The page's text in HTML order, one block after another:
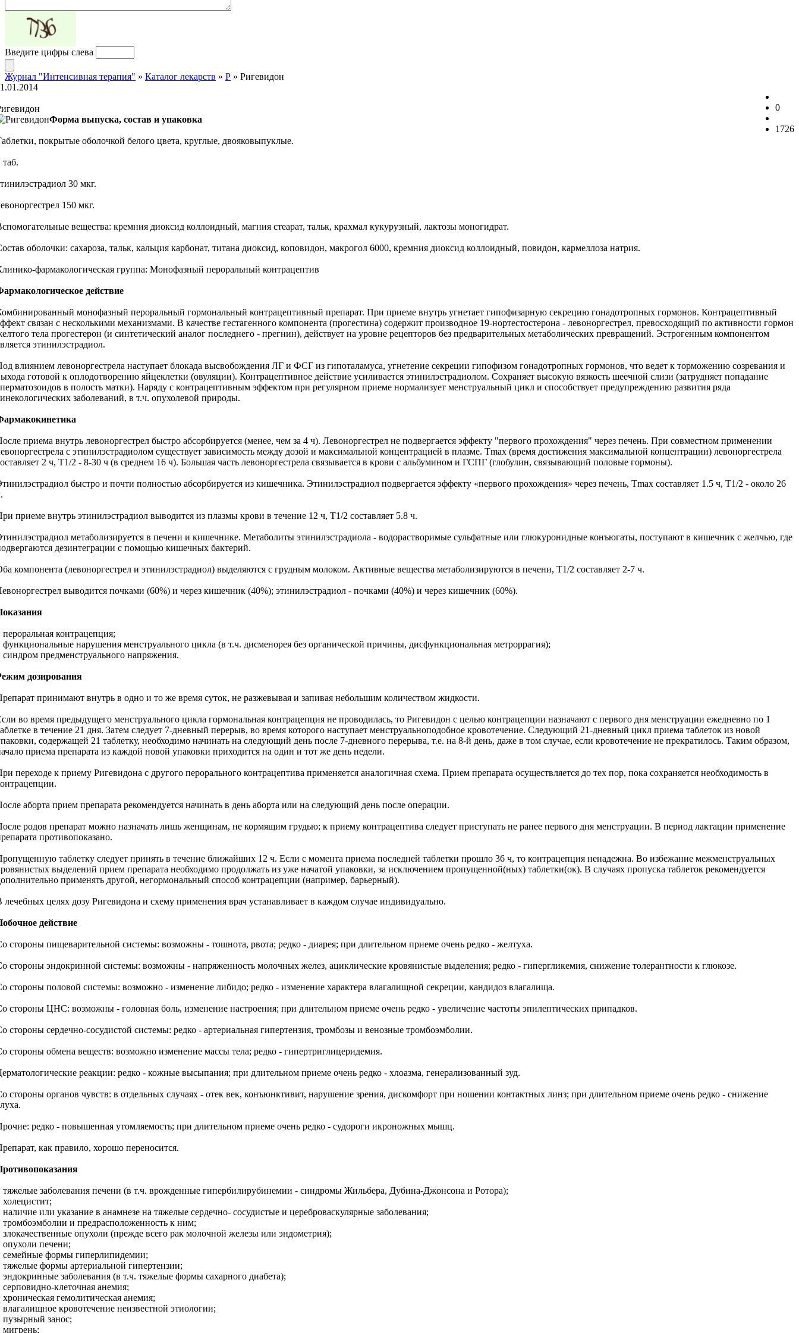
Введите цифры слева
Журнал "Интенсивная терапия" » Каталог лекарств » Р » Ригевидон
0
1726
Форма выпуска, состав и упаковка
покрытые оболочкой белого цвета, круглые, двояковыпуклые.
таб.
30 мкг.
150 мкг.
вещества: кремния диоксид коллоидный, магния стеарат, тальк, крахмал кукурузный, лактозы моногидрат.
оболочки: сахароза, тальк, кальция карбонат, титана диоксид, коповидон, макрогол 6000, кремния диоксид коллоидный, повидон, кармеллоза натрия.
фармакологическая группа: Монофазный пероральный контрацептив
действие
монофазный пероральный гормональный контрацептивный препарат. При приеме внутрь угнетает гипофизарную секрецию гонадотропных гормонов. Контрацептивный
связан с несколькими механизмами. В качестве гестагенного компонента (прогестина) содержит производное 19-нортестостерона - левоноргестрел, превосходящий по активности гормон
тела прогестерон (и синтетический аналог последнего - прегнин), действует на уровне рецепторов без предварительных метаболических превращений. Эстрогенным компонентом
этинилэстрадиол.
влиянием левоноргестрела наступает блокада высвобождения ЛГ и ФСГ из гипоталамуса, угнетение секреции гипофизом гонадотропных гормонов, что ведет к торможению созревания и
готовой к оплодотворению яйцеклетки (овуляции). Контрацептивное действие усиливается этинилэстрадиолом. Сохраняет высокую вязкость шеечной слизи (затрудняет попадание
в полость матки). Наряду с контрацептивным эффектом при регулярном приеме нормализует менструальный цикл и способствует предупреждению развития ряда
заболеваний, в т.ч. опухолевой природы.
приема внутрь левоноргестрел быстро абсорбируется (менее, чем за 4 ч). Левоноргестрел не подвергается эффекту "первого прохождения" через печень. При совместном применении
с этинилэстрадиолом существует зависимость между дозой и максимальной концентрацией в плазме. Тmах (время достижения максимальной концентрации) левоноргестрела
2 ч, T1/2 - 8-30 ч (в среднем 16 ч). Большая часть левоноргестрела связывается в крови с альбумином и ГСПГ (глобулин, связывающий половые гормоны).
быстро и почти полностью абсорбируется из кишечника. Этинилэстрадиол подвергается эффекту «первого прохождения» через печень, Тmах составляет 1.5 ч, T1/2 - около 26
приеме внутрь этинилэстрадиол выводится из плазмы крови в течение 12 ч, T1/2 составляет 5.8 ч.
метаболизируется в печени и кишечнике. Метаболиты этинилэстрадиола - водорастворимые сульфатные или глюкуронидные конъюгаты, поступают в кишечник с желчью, где
дезинтеграции с помощью кишечных бактерий.
компонента (левоноргестрел и этинилэстрадиол) выделяются с грудным молоком. Активные вещества метаболизируются в печени, T1/2 составляет 2-7 ч.
выводится почками (60%) и через кишечник (40%); этинилэстрадиол - почками (40%) и через кишечник (60%).
контрацепция;
функциональные нарушения менструального цикла (в т.ч. дисменорея без органической причины, дисфункциональная метроррагия);
синдром предменструального напряжения.
дозирования
принимают внутрь в одно и то же время суток, не разжевывая и запивая небольшим количеством жидкости.
во время предыдущего менструального цикла гормональная контрацепция не проводилась, то Ригевидон с целью контрацепции назначают с первого дня менструации ежедневно по 1
в течение 21 дня. Затем следует 7-дневный перерыв, во время которого наступает менструальноподобное кровотечение. Следующий 21-дневный цикл приема таблеток из новой
содержащей 21 таблетку, необходимо начинать на следующий день после 7-дневного перерыва, т.е. на 8-й день, даже в том случае, если кровотечение не прекратилось. Таким образом,
приема препарата из каждой новой упаковки приходится на один и тот же день недели.
переходе к приему Ригевидона с другого перорального контрацептива применяется аналогичная схема. Прием препарата осуществляется до тех пор, пока сохраняется необходимость в
аборта прием препарата рекомендуется начинать в день аборта или на следующий день после операции.
родов препарат можно назначать лишь женщинам, не кормящим грудью; к приему контрацептива следует приступать не ранее первого дня менструации. В период лактации применение
противопоказано.
таблетку следует принять в течение ближайших 12 ч. Если с момента приема последней таблетки прошло 36 ч, то контрацепция ненадежна. Во избежание межменструальных
выделений прием препарата необходимо продолжать из уже начатой упаковки, за исключением пропущенной(ных) таблетки(ок). В случаях пропуска таблеток рекомендуется
применять другой, негормональный способ контрацепции (например, барьерный).
лечебных целях дозу Ригевидона и схему применения врач устанавливает в каждом случае индивидуально.
действие
стороны пищеварительной системы: возможны - тошнота, рвота; редко - диарея; при длительном приеме очень редко - желтуха.
стороны эндокринной системы: возможны - напряженность молочных желез, ациклические кровянистые выделения; редко - гипергликемия, снижение толерантности к глюкозе.
стороны половой системы: возможно - изменение либидо; редко - изменение характера влагалищной секреции, кандидоз влагалища.
стороны ЦНС: возможны - головная боль, изменение настроения; при длительном приеме очень редко - увеличение частоты эпилептических припадков.
стороны сердечно-сосудистой системы: редко - артериальная гипертензия, тромбозы и венозные тромбоэмболии.
стороны обмена веществ: возможно изменение массы тела; редко - гипертриглицеридемия.
реакции: редко - кожные высыпания; при длительном приеме очень редко - хлоазма, генерализованный зуд.
стороны органов чувств: в отдельных случаях - отек век, конъюнктивит, нарушение зрения, дискомфорт при ношении контактных линз; при длительном приеме очень редко - снижение
редко - повышенная утомляемость; при длительном приеме очень редко - судороги икроножных мышц.
как правило, хорошо переносится.
тяжелые заболевания печени (в т.ч. врожденные гипербилирубинемии - синдромы Жильбера, Дубина-Джонсона и Ротора);
или указание в анамнезе на тяжелые сердечно- сосудистые и цереброваскулярные заболевания;
тромбоэмболии и предрасположенность к ним;
злокачественные опухоли (прежде всего рак молочной железы или эндометрия);
опухоли печени;
семейные формы гиперлипидемии;
тяжелые формы артериальной гипертензии;
эндокринные заболевания (в т.ч. тяжелые формы сахарного диабета);
клеточная анемия;
гемолитическая анемия;
кровотечение неизвестной этиологии;
пузырный занос;
мигрень;